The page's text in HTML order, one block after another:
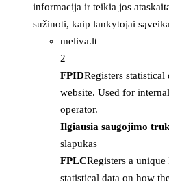
informacija ir teikia jos
sužinoti, kaip lankytojai
meliva.lt
2
FPIDRegisters
website. Used for
operator.
Ilgiausia saugojimo
slapukas
FPLCRegisters a
statistical data on how